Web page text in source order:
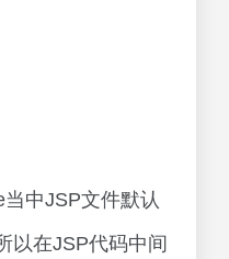
中JSP文件默认
以在JSP代码中间